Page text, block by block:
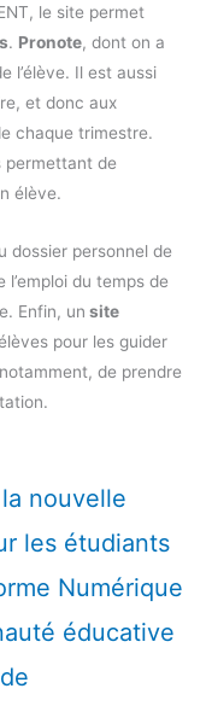
le site permet
. Pronote, dont on a
l’élève. Il est aussi
et donc aux
chaque trimestre.
permettant de
élève.
dossier personnel de
l’emploi du temps de
Enfin, un site
pour les guider
de prendre
nouvelle
les étudiants
Numérique
éducative